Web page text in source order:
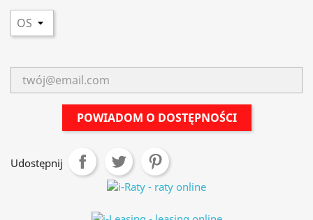
POWIADOM O DOSTĘPNOŚCI
Udostępnij